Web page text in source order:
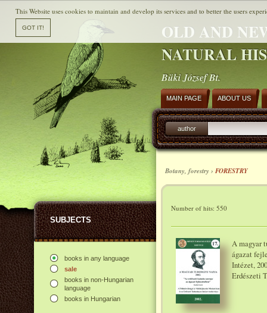
OLD AND
NATURAL
Büki József Bt.
SUBJECTS
books in any language
sale
books in non-Hungarian
language
books in Hungarian
MAIN PAGE ABOUT US
author
Botany, forestry › FORESTRY
Number of hits: 550
A magyar
ágazat
Intézet,
Erdészeti
This Website uses cookies to maintain and develop its services and to better the users